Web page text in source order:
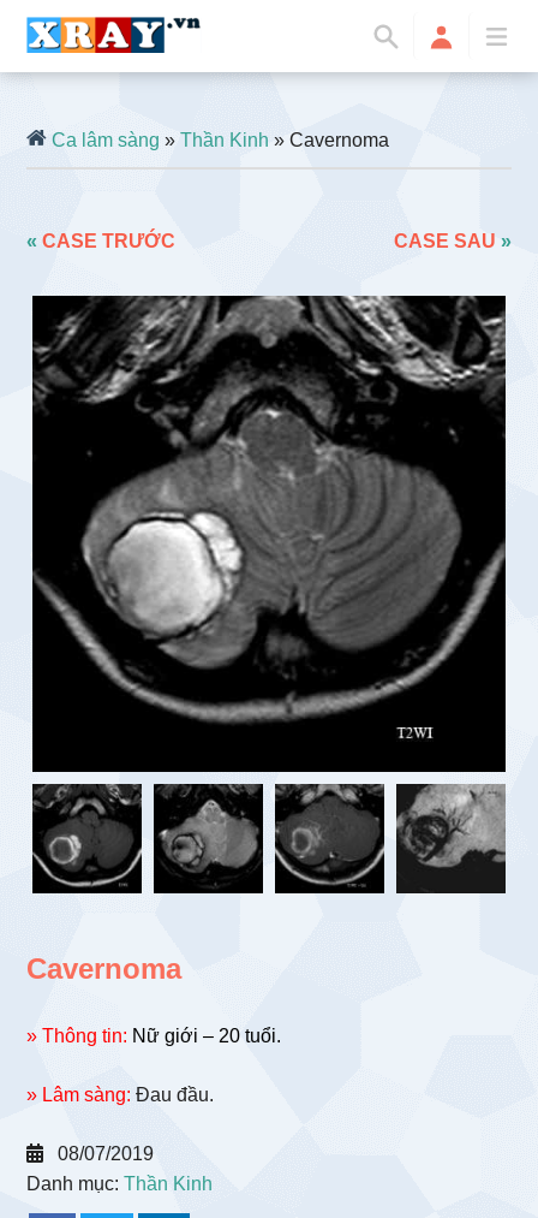
Ca lâm sàng »Thần Kinh » Cavernoma
«CASE TRƯỚC CASE SAU »
Cavernoma
» Thông tin: Nữ giới – 20 tuổi.
» Lâm sàng: Đau đầu.
08/07/2019
Danh mục:Thần Kinh